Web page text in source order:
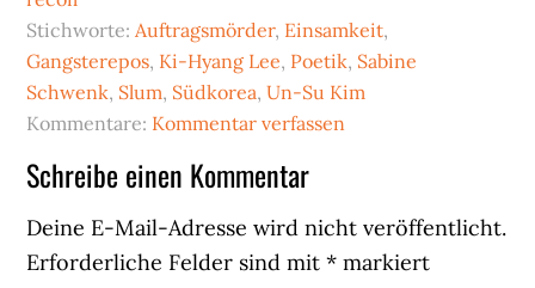
Stichworte: Auftragsmörder, Einsamkeit,
Gangsterepos, Ki-Hyang Lee, Poetik, Sabine
Schwenk, Slum, Südkorea,Un-Su Kim
Kommentare: Kommentar verfassen
Leser-
Interaktionen
Schreibe einen Kommentar
Deine E-Mail-Adresse wird nicht veröffentlicht.
Erforderliche Felder sind mit* markiert